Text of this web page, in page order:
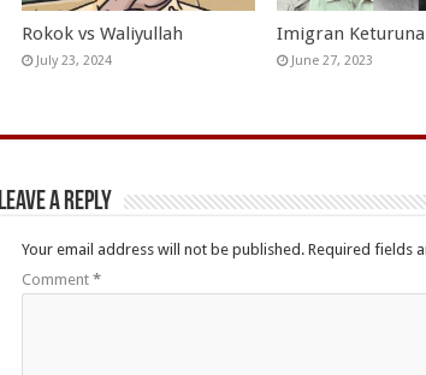
Rokok vs Waliyullah
July 23, 2024
Imigran
June 27, 2023
Leave a Reply
Your email address will not be published. Required fields
Comment *